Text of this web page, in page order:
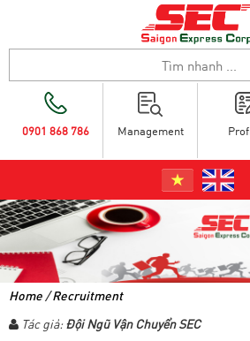
Management
0901 868 786
Home/Recruitment
Tác giả:Đội Ngũ Vận Chuyển SEC